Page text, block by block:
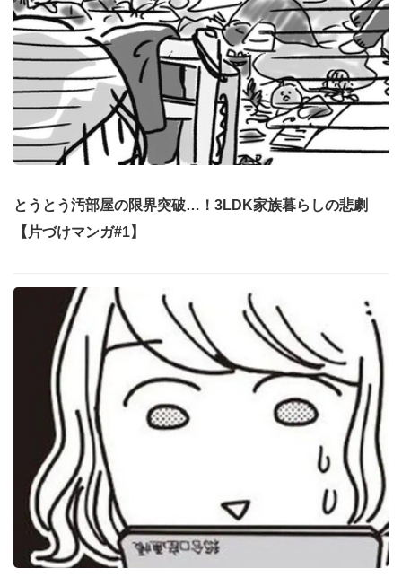
とうとう汚部屋の限界突破…！3LDK家族暮らしの悲劇
【片づけマンガ#1】